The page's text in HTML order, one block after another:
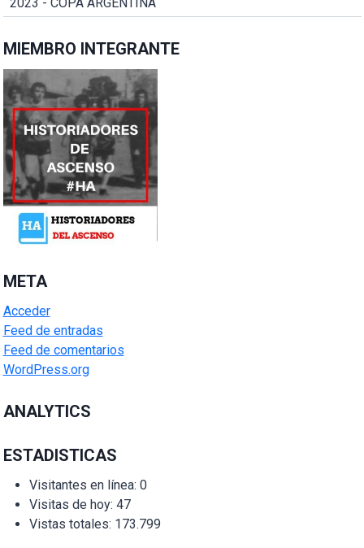
MIEMBRO INTEGRANTE
META
Acceder
Feed de entradas
Feed de comentarios
WordPress.org
ANALYTICS
ESTADISTICAS
Visitantes en línea: 0
Visitas de hoy: 47
Vistas totales: 173.799